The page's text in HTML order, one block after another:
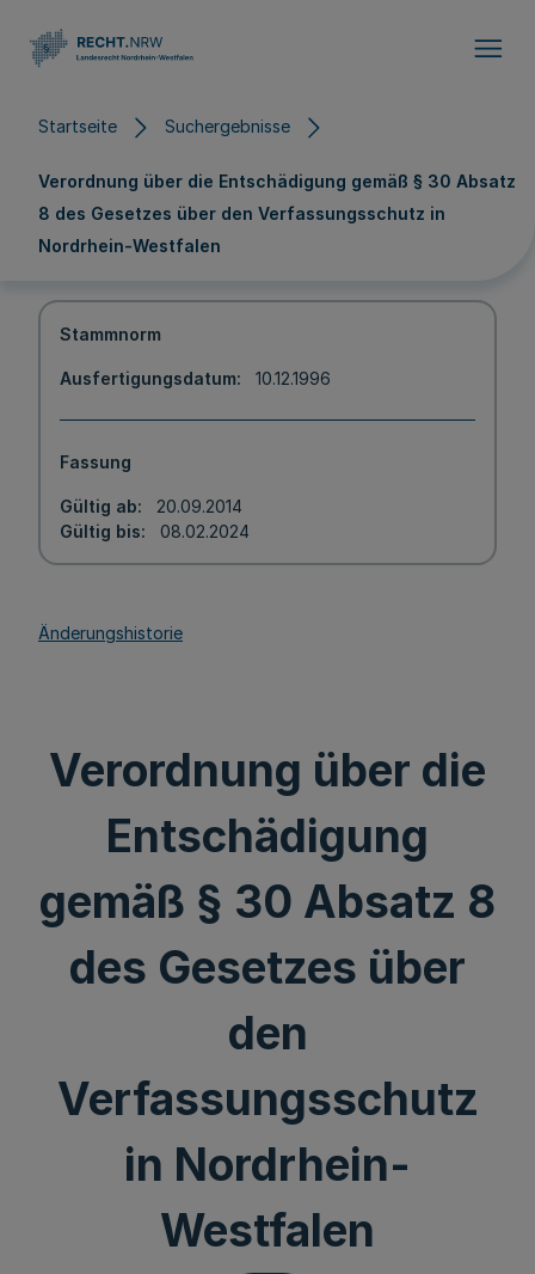
Startseite Suchergebnisse
Verordnung über die Entschädigung gemäß § 30 Absatz
8 des Gesetzes über den Verfassungsschutz in
Nordrhein-Westfalen
Stammnorm
Ausfertigungsdatum 10.12.1996
Fassung
Gültig ab
20.09.2014
Gültig bis
08.02.2024
Änderungshistorie
Verordnung über die
Entschädigung
gemäß § 30 Absatz 8
des Gesetzes über
den
Verfassungsschutz
in Nordrhein-
Westfalen